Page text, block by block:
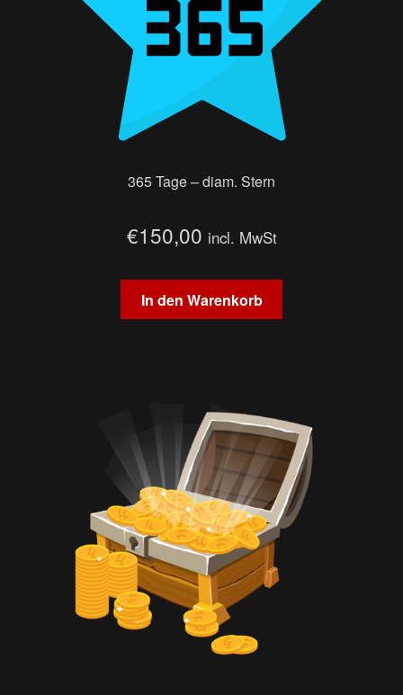
365 Tage – diam. Stern
€150,00 incl. MwSt
In den Warenkorb